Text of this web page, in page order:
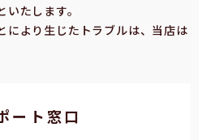
たします。
により⽣じたトラブルは、当店は
ート窓⼝